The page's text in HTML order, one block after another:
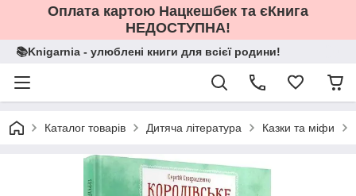
Оплата картою Нацкешбек та єКнига
НЕДОСТУПНА!
📚Knigarnia - улюблені книги для всієї родини!
Каталог товарів Дитяча література Казки та міфи